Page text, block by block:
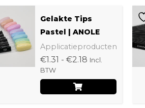
Gelakte Tips
Pastel | ANOLE
Applicatieproducten
€1.31 - €2.18
€1.31
tot
Incl.
BTW
heeft
Deze